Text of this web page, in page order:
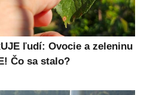
ľudí: Ovocie a zeleninu
Čo sa stalo?